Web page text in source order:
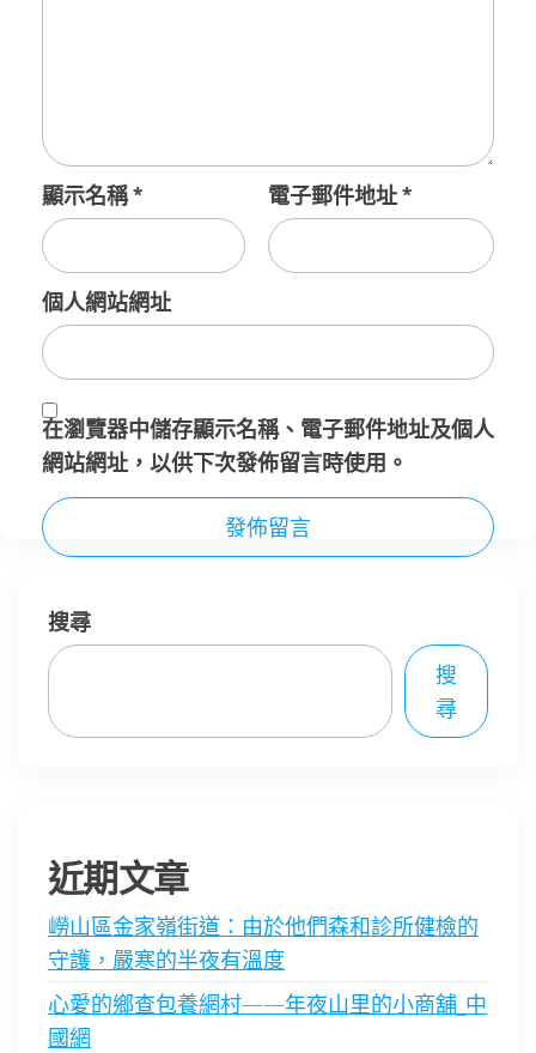
顯示名稱* 電子郵件地址*
個人網站網址
在瀏覽器中儲存顯示名稱、電子郵件地址及個人
網站網址，以供下次發佈留言時使用。
搜尋
搜
尋
近期文章
嶗山區金家嶺街道：由於他們森和診所健檢的
守護，嚴寒的半夜有溫度
心愛的鄉查包養網村——年夜山里的小商舖_中
國網